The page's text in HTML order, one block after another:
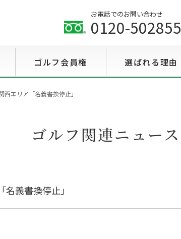
お電話でのお問い合わせ
0120-502855
ゴルフ会員権
ゴルフ会員権相場情報
至急買い会員権情報
選ばれる理由
エリア「名義書換停止」
ゴルフ関連ニュース
義書換停止」